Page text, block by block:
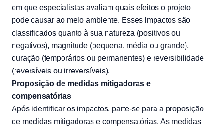
em que especialistas avaliam quais efeitos o projeto
pode causar ao meio ambiente. Esses impactos são
classificados quanto à sua natureza (positivos ou
negativos), magnitude (pequena, média ou grande),
duração (temporários ou permanentes) e reversibilidade
(reversíveis ou irreversíveis).
Proposição de medidas mitigadoras e
compensatórias
Após identificar os impactos, parte-se para a proposição
de medidas mitigadoras e compensatórias. As medidas